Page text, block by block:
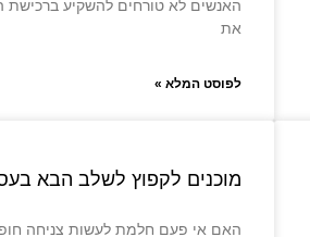
האנשים לא טורחים להשקיע ברכישת
את
לפוסט המלא »
מוכנים לקפוץ לשלב הבא
האם אי פעם חלמת לעשות צניחה